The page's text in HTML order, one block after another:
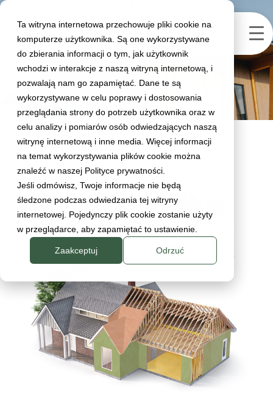
Ta witryna internetowa przechowuje pliki cookie na
komputerze użytkownika. Są one wykorzystywane
do zbierania informacji o tym, jak użytkownik
wchodzi w interakcje z naszą witryną internetową, i
pozwalają nam go zapamiętać. Dane te są
wykorzystywane w celu poprawy i dostosowania
przeglądania strony do potrzeb użytkownika oraz w
celu analizy i pomiarów osób odwiedzających naszą
witrynę internetową i inne media. Więcej informacji
na temat wykorzystywania plików cookie można
znaleźć w naszej Polityce prywatności.
Jeśli odmówisz, Twoje informacje nie będą
śledzone podczas odwiedzania tej witryny
internetowej. Pojedynczy plik cookie zostanie użyty
w przeglądarce, aby zapamiętać to ustawienie.
Zaakceptuj Odrzuć
Day
september 29, 2025